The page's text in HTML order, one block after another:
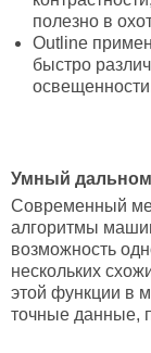
полезно в
Outline
быстро
Умный
Современный
алгоритмы
возможность
нескольких
этой функции в
точные данные,